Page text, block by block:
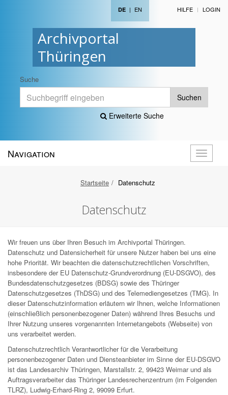
Archivportal
Thüringen
DE | EN HILFE LOGIN
Suche
Suchen
Erweiterte Suche
öffnen
Navigation
Startseite Datenschutz
Datenschutz
Wir freuen uns über Ihren Besuch im Archivportal Thüringen.
Datenschutz und Datensicherheit für unsere Nutzer haben bei uns eine
hohe Priorität. Wir beachten die datenschutzrechtlichen Vorschriften,
insbesondere der EU Datenschutz-Grundverordnung (EU-DSGVO), des
Bundesdatenschutzgesetzes (BDSG) sowie des Thüringer
Datenschutzgesetzes (ThDSG) und des Telemediengesetzes (TMG). In
dieser Datenschutzinformation erläutern wir Ihnen, welche Informationen
(einschließlich personenbezogener Daten) während Ihres Besuchs und
Ihrer Nutzung unseres vorgenannten Internetangebots (Webseite) von
uns verarbeitet werden.
Datenschutzrechtlich Verantwortlicher für die Verarbeitung
personenbezogener Daten und Diensteanbieter im Sinne der EU-DSGVO
ist das Landesarchiv Thüringen, Marstallstr. 2, 99423 Weimar und als
Auftragsverarbeiter das Thüringer Landesrechenzentrum (im Folgenden
TLRZ), Ludwig-Erhard-Ring 2, 99099 Erfurt.